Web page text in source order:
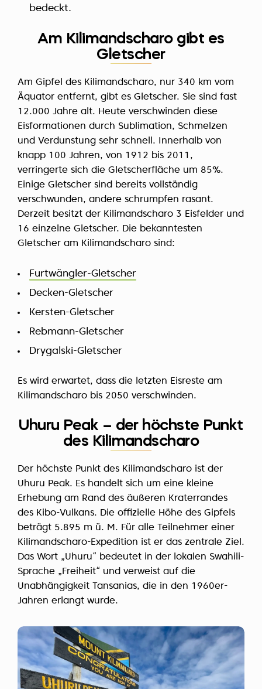
bedeckt.
Am Kilimandscharo gibt es
Gletscher
Am Gipfel des Kilimandscharo, nur 340 km vom
Äquator entfernt, gibt es Gletscher. Sie sind fast
12.000 Jahre alt. Heute verschwinden diese
Eisformationen durch Sublimation, Schmelzen
und Verdunstung sehr schnell. Innerhalb von
knapp 100 Jahren, von 1912 bis 2011,
verringerte sich die Gletscherfläche um 85%.
Einige Gletscher sind bereits vollständig
verschwunden, andere schrumpfen rasant.
Derzeit besitzt der Kilimandscharo 3 Eisfelder und
16 einzelne Gletscher. Die bekanntesten
Gletscher am Kilimandscharo sind:
Furtwängler-Gletscher
Decken-Gletscher
Kersten-Gletscher
Rebmann-Gletscher
Drygalski-Gletscher
Es wird erwartet, dass die letzten Eisreste am
Kilimandscharo bis 2050 verschwinden.
Uhuru Peak – der höchste Punkt
des Kilimandscharo
Der höchste Punkt des Kilimandscharo ist der
Uhuru Peak. Es handelt sich um eine kleine
Erhebung am Rand des äußeren Kraterrandes
des Kibo-Vulkans. Die offizielle Höhe des Gipfels
beträgt 5.895 m ü. M. Für alle Teilnehmer einer
Kilimandscharo-Expedition ist er das zentrale Ziel.
Das Wort „Uhuru“ bedeutet in der lokalen Swahili-
Sprache „Freiheit“ und verweist auf die
Unabhängigkeit Tansanias, die in den 1960er-
Jahren erlangt wurde.